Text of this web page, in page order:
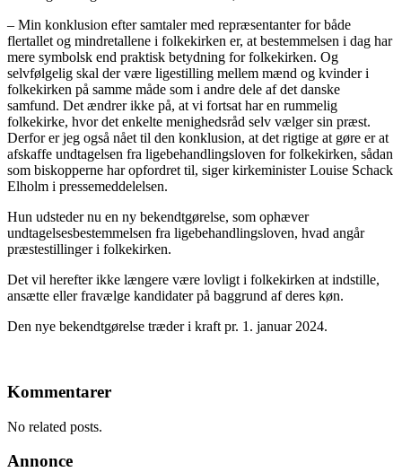
– Min konklusion efter samtaler med repræsentanter for både
flertallet og mindretallene i folkekirken er, at bestemmelsen i dag har
mere symbolsk end praktisk betydning for folkekirken. Og
selvfølgelig skal der være ligestilling mellem mænd og kvinder i
folkekirken på samme måde som i andre dele af det danske
samfund. Det ændrer ikke på, at vi fortsat har en rummelig
folkekirke, hvor det enkelte menighedsråd selv vælger sin præst.
Derfor er jeg også nået til den konklusion, at det rigtige at gøre er at
afskaffe undtagelsen fra ligebehandlingsloven for folkekirken, sådan
som biskopperne har opfordret til, siger kirkeminister Louise Schack
Elholm i pressemeddelelsen.
Hun udsteder nu en ny bekendtgørelse, som ophæver
undtagelsesbestemmelsen fra ligebehandlingsloven, hvad angår
præstestillinger i folkekirken.
Det vil herefter ikke længere være lovligt i folkekirken at indstille,
ansætte eller fravælge kandidater på baggrund af deres køn.
Den nye bekendtgørelse træder i kraft pr. 1. januar 2024.
Kommentarer
No related posts.
Annonce